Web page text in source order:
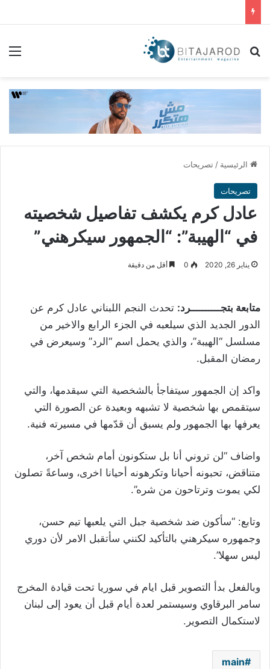
بحث عن
الرئيسية / تصريحات
تصريحات
عادل كرم يكشف تفاصيل شخصيته
في “الهيبة”: “الجمهور سيكرهني”
يناير 26, 2020 0 أقل من دقيقة
متابعة بتجــــــــــرد: تحدث النجم اللبناني عادل كرم عن
الدور الجديد الذي سيلعبه في الجزء الرابع والاخير من
مسلسل “الهيبة”، والذي يحمل اسم “الرد” وسيعرض في
رمضان المقبل.
واكد إن الجمهور سيتفاجأ بالشخصية التي سيقدمها، والتي
سيتقمص بها شخصية لا تشبهه وبعيدة عن الصورة التي
يعرفها بها الجمهور ولم يسبق أن قدّمها في مسيرته فنية.
واضاف “لن تروني أنا بل ستكونون أمام شخص آخر،
متناقض، تحبونه أحيانا وتكرهونه أحيانا اخرى، وساعةً تصلون
لكي يموت وترتاحون من شره”.
وتابع: “سأكون ضد شخصية جبل التي يلعبها تيم حسن،
وجمهوره سيكرهني بالتأكيد لكنني سأتقبل الامر لأن دوري
ليس سهلا”.
وبالفعل بدأ التصوير قبل ايام في سوريا تحت قيادة المخرج
سامر البرقاوي وسيستمر لعدة أيام قبل أن يعود إلى لبنان
لاستكمال التصوير.
main